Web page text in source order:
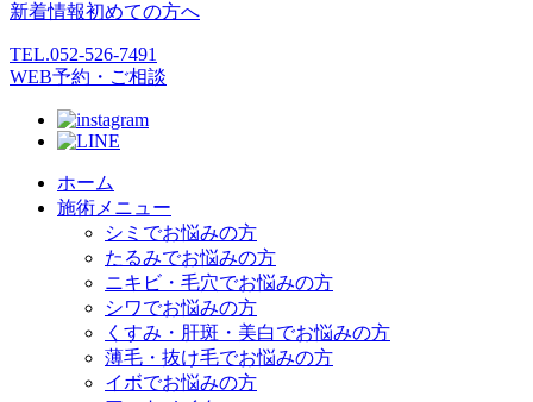
新着情報初めての方へ
TEL.052-526-7491
WEB予約・ご相談
ホーム
施術メニュー
シミでお悩みの方
たるみでお悩みの方
ニキビ・毛穴でお悩みの方
シワでお悩みの方
くすみ・肝斑・美白でお悩みの方
薄毛・抜け毛でお悩みの方
イボでお悩みの方